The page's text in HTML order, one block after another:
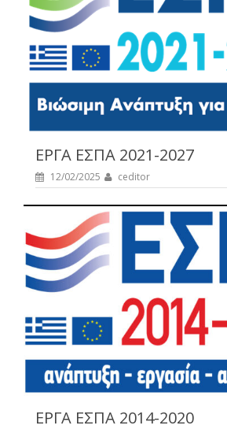
ΕΡΓΑ ΕΣΠΑ 2021-2027
12/02/2025 ceditor
ΕΡΓΑ ΕΣΠΑ 2014-2020